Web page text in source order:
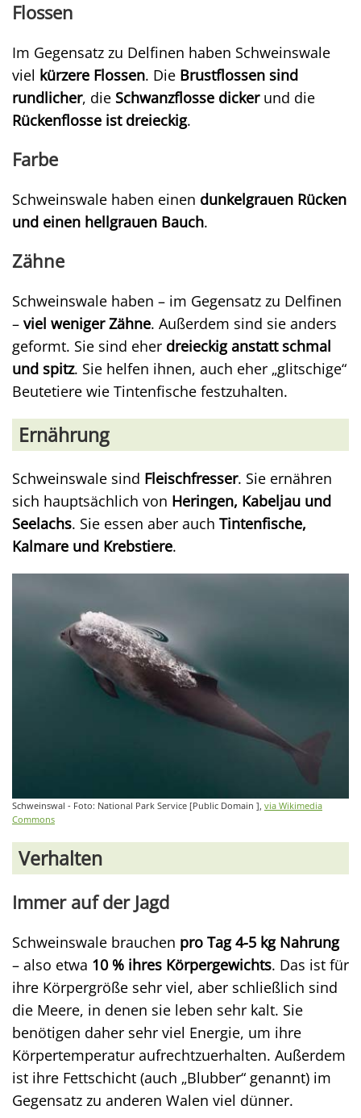
Flossen
Im Gegensatz zu Delfinen haben Schweinswale
viel kürzere Flossen. Die Brustflossen sind
rundlicher, die Schwanzflosse dickerund die
Rückenflosse ist dreieckig.
Farbe
Schweinswale haben einen dunkelgrauen Rücken
und einen hellgrauen Bauch.
Zähne
Schweinswale haben – im Gegensatz zu Delfinen
– viel weniger Zähne. Außerdem sind sie anders
geformt. Sie sind eher dreieckig anstatt schmal
und spitz. Sie helfen ihnen, auch eher „glitschige“
Beutetiere wie Tintenfische festzuhalten.
Ernährung
Schweinswale sind Fleischfresser. Sie ernähren
sich hauptsächlich von Heringen, Kabeljau und
Seelachs. Sie essen aber auch Tintenfische,
Kalmare und Krebstiere.
Schweinswal - Foto: National Park Service [Public Domain ], via Wikimedia
Commons
Verhalten
Immer auf der Jagd
Schweinswale brauchen pro Tag 4-5 kg Nahrung
– also etwa 10 % ihres Körpergewichts. Das ist für
ihre Körpergröße sehr viel, aber schließlich sind
die Meere, in denen sie leben sehr kalt. Sie
benötigen daher sehr viel Energie, um ihre
Körpertemperatur aufrechtzuerhalten. Außerdem
ist ihre Fettschicht (auch „Blubber“ genannt) im
Gegensatz zu anderen Walen viel dünner.